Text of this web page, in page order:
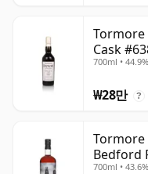
Tormore
Cask
700ml • 44.9%
₩28만 ?
Tormore
Bedford
700ml • 43.6%